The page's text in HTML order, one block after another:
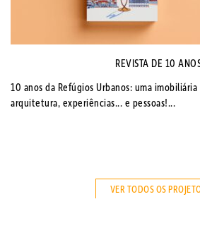
REVISTA DE 10
10 anos da Refúgios Urbanos: uma
arquitetura, experiências... e pessoas!...
VER TODOS OS